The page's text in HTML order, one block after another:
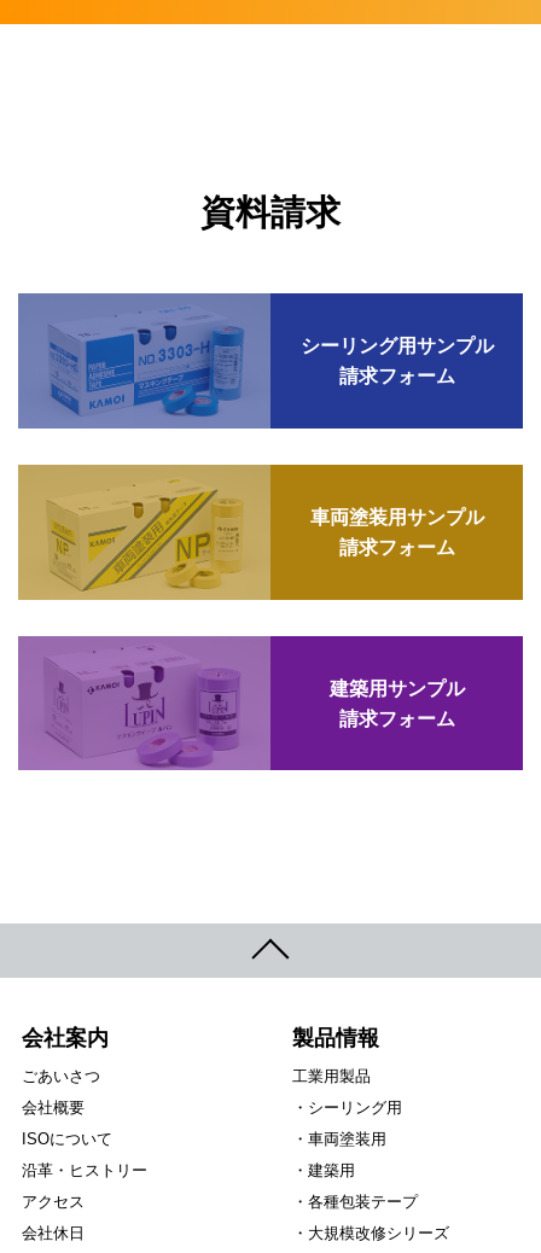
資料請求
シーリング用サンプル
請求フォーム
車両塗装用サンプル
請求フォーム
建築用サンプル
請求フォーム
会社案内
ごあいさつ
会社概要
ISOについて
沿革・ヒストリー
アクセス
会社休日
製品情報
工業用製品
シーリング用
車両塗装用
建築用
各種包装テープ
大規模改修シリーズ